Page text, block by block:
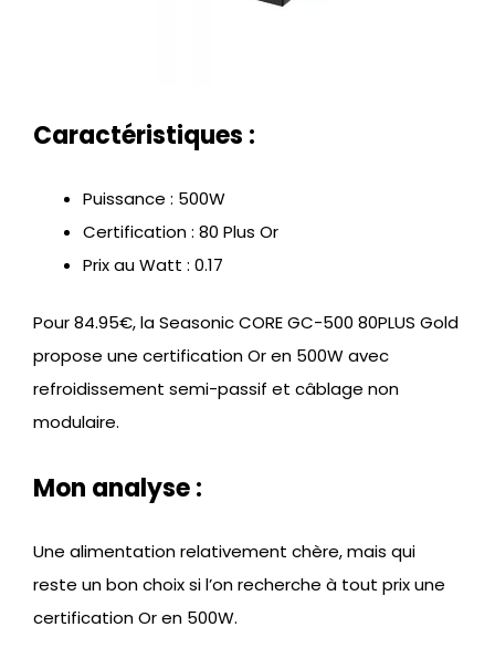
Caractéristiques :
Puissance : 500W
Certification : 80 Plus Or
Prix au Watt : 0.17
Pour 84.95€, la Seasonic CORE GC-500 80PLUS Gold
propose une certification Or en 500W avec
refroidissement semi-passif et câblage non
modulaire.
Mon analyse :
Une alimentation relativement chère, mais qui
reste un bon choix si l’on recherche à tout prix une
certification Or en 500W.